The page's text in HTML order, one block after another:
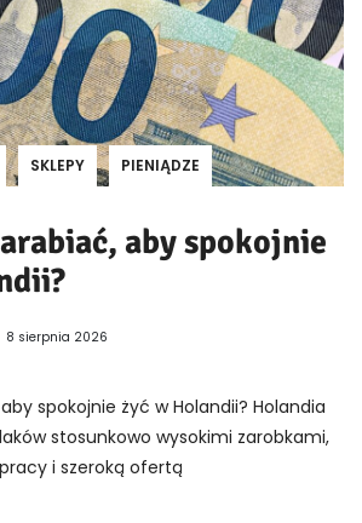
SKLEPY PIENIĄDZE
aby spokojnie
8 sierpnia 2026
spokojnie żyć w Holandii? Holandia
stosunkowo wysokimi zarobkami,
i szeroką ofertą